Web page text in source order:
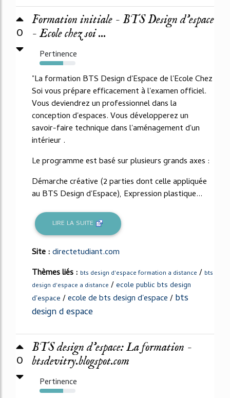
0
Formation initiale - BTS Design d'espace
- Ecole chez soi ...
Pertinence
65%
"La formation BTS Design d'Espace de l'Ecole Chez
Soi vous prépare efficacement à l'examen officiel.
Vous deviendrez un professionnel dans la
conception d'espaces. Vous développerez un
savoir-faire technique dans l'aménagement d'un
intérieur .
Le programme est basé sur plusieurs grands axes :
Démarche créative (2 parties dont celle appliquée
au BTS Design d'Espace), Expression plastique...
LIRE LA SUITE
Site :directetudiant.com
Thèmes liés : bts design d'espace formation a distance / bts
design d'espace a distance /ecole public bts design
d'espace /ecole de bts design d'espace/bts
design d espace
0
BTS design d'espace: La formation -
btsdevitry.blogspot.com
Pertinence
65%